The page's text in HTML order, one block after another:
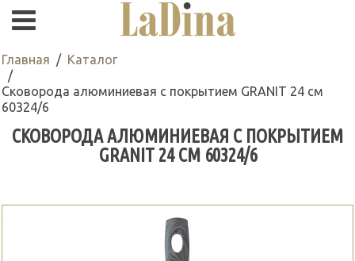
Главная Каталог
Сковорода алюминиевая с покрытием GRANIT 24 см
60324/6
СКОВОРОДА АЛЮМИНИЕВАЯ С ПОКРЫТИЕМ
GRANIT 24 СМ 60324/6